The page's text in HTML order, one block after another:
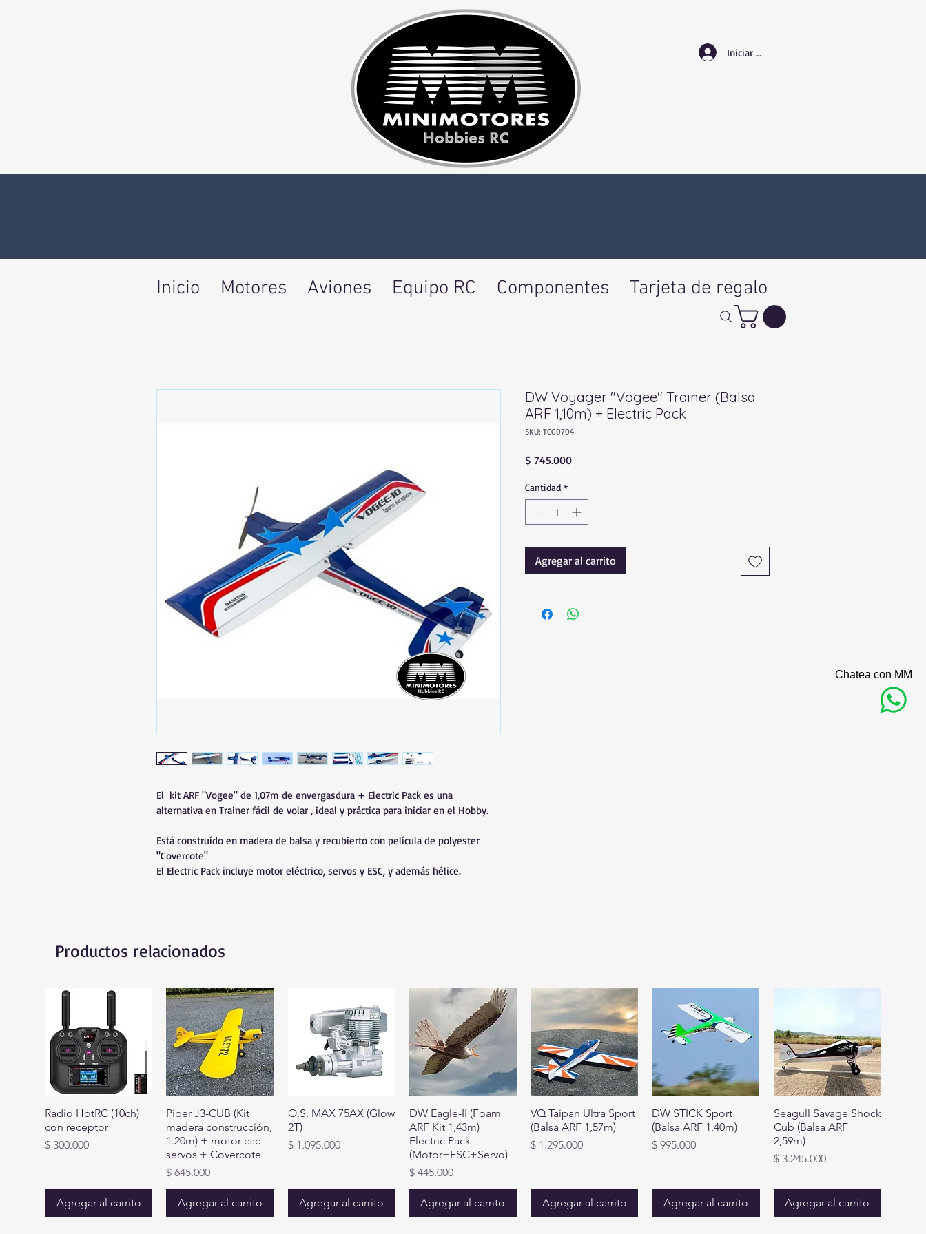
Iniciar sesión
Inicio Motores Aviones Equipo RC Componentes Tarjeta de regalo
Chatea con MM
El  kit ARF "Vogee" de 1,07m de envergasdura + Electric Pack es una
alternativa en Trainer fácil de volar , ideal y práctica para iniciar en el Hobby.
Está construído en madera de balsa y recubierto con película de polyester
"Covercote"
El Electric Pack incluye motor eléctrico, servos y ESC, y además hélice.
DW Voyager "Vogee" Trainer (Balsa
ARF 1,10m) + Electric Pack
SKU: TCG0704
$ 745.000Precio
Cantidad *
Agregar al carrito
Productos relacionados
Radio HotRC (10ch)
con receptor
Precio
$ 300.000
Agregar al carrito
Piper J3-CUB (Kit
madera construcción,
1.20m) + motor-esc-
servos + Covercote
Precio
$ 645.000
Agregar al carrito
O.S. MAX 75AX (Glow
2T)
Precio
$ 1.095.000
Agregar al carrito
DW Eagle-II (Foam
ARF Kit 1,43m) +
Electric Pack
(Motor+ESC+Servo)
Precio
$ 445.000
Agregar al carrito
VQ Taipan Ultra Sport
(Balsa ARF 1,57m)
Precio
$ 1.295.000
Agregar al carrito
DW STICK Sport
(Balsa ARF 1,40m)
Precio
$ 995.000
Agregar al carrito
Seagull Savage Shock
Cub (Balsa ARF
2,59m)
Precio
$ 3.245.000
Agregar al carrito